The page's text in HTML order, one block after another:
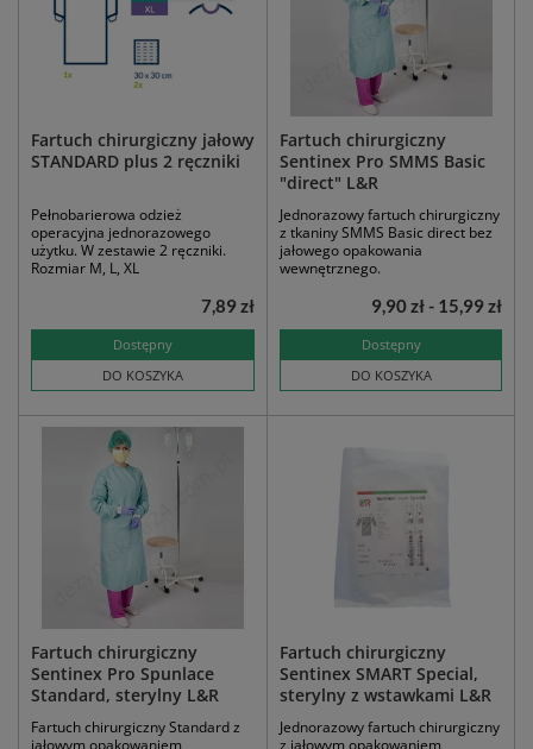
Fartuch chirurgiczny jałowy
STANDARD plus 2 ręczniki
Pełnobarierowa odzież
operacyjna jednorazowego
użytku. W zestawie 2 ręczniki.
Rozmiar M, L, XL
Dostępny
DO KOSZYKA
7,89 zł
Fartuch chirurgiczny
Sentinex Pro SMMS Basic
"direct" L&R
Jednorazowy fartuch chirurgiczny
z tkaniny SMMS Basic direct bez
jałowego opakowania
wewnętrznego.
Dostępny
DO KOSZYKA
9,90 zł - 15,99 zł
Fartuch chirurgiczny
Sentinex Pro Spunlace
Standard, sterylny L&R
Fartuch chirurgiczny Standard z
Fartuch chirurgiczny
Sentinex SMART Special,
sterylny z wstawkami L&R
Jednorazowy fartuch chirurgiczny